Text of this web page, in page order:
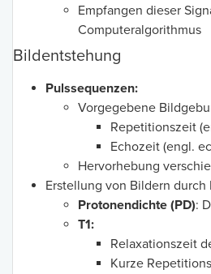
Empfangen dieser
Computeralgorithmus
Bildentstehung
Pulssequenzen:
Vorgegebene
Repetitionszeit
Echozeit (engl.
Hervorhebung
Erstellung von Bildern
Protonendichte (PD):
T1:
Relaxationszeit
Kurze